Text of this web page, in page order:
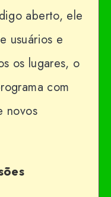
aberto, ele
usuários e
os lugares, o
com
novos